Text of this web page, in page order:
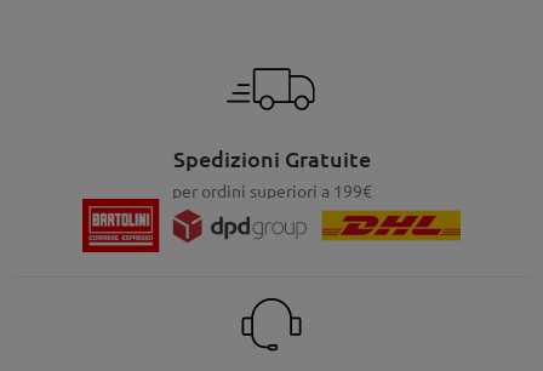
Spedizioni Gratuite
per ordini superiori a 199€